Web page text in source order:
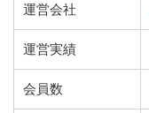
運営会社
運営実績
会員数